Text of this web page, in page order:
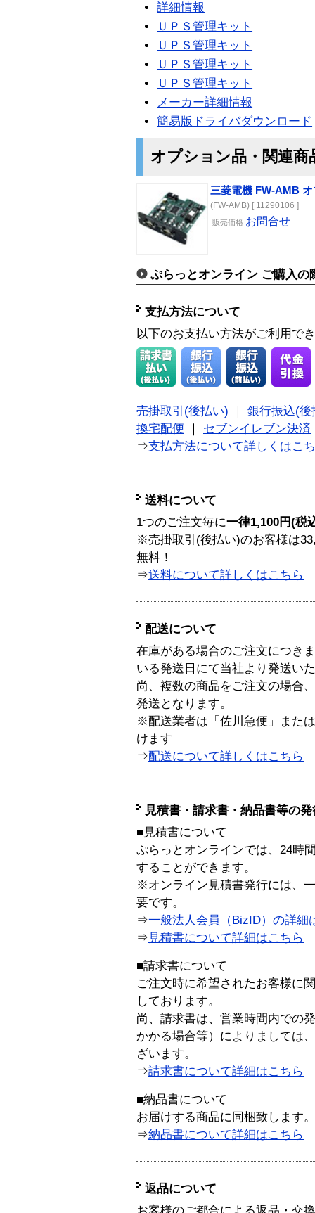
詳細情報
ＵＰＳ管理キット
ＵＰＳ管理キット
ＵＰＳ管理キット
ＵＰＳ管理キット
メーカー詳細情報
簡易版ドライバダウンロード
オプション品・関連商
三菱電機 FW-AMB
(FW-AMB) [ 11290106 ]
販売価格 お問合せ
ぷらっとオンライン ご購入の
支払方法について
以下のお支払い方法がご利用で
売掛取引(後払い) ｜ 銀行振込(後
換宅配便 ｜ セブンイレブン決済
⇒支払方法について詳しくはこ
送料について
1つのご注文毎に一律1,100円(税
※売掛取引(後払い)のお客様は
無料！
⇒送料について詳しくはこちら
配送について
在庫がある場合のご注文につき
いる発送日にて当社より発送い
尚、複数の商品をご注文の場合
発送となります。
※配送業者は「佐川急便」また
けます
⇒配送について詳しくはこちら
見積書・請求書・納品書等の
■見積書について
ぷらっとオンラインでは、24時
することができます。
※オンライン見積書発行には、
要です。
⇒一般法人会員（BizID）の詳細
⇒ 見積書について詳細はこちら
■請求書について
ご注文時に希望されたお客様に
しております。
尚、請求書は、営業時間内での
かかる場合等）によりましては
ざいます。
⇒請求書について詳細はこちら
■納品書について
お届けする商品に同梱致します。
⇒納品書について詳細はこちら
返品について